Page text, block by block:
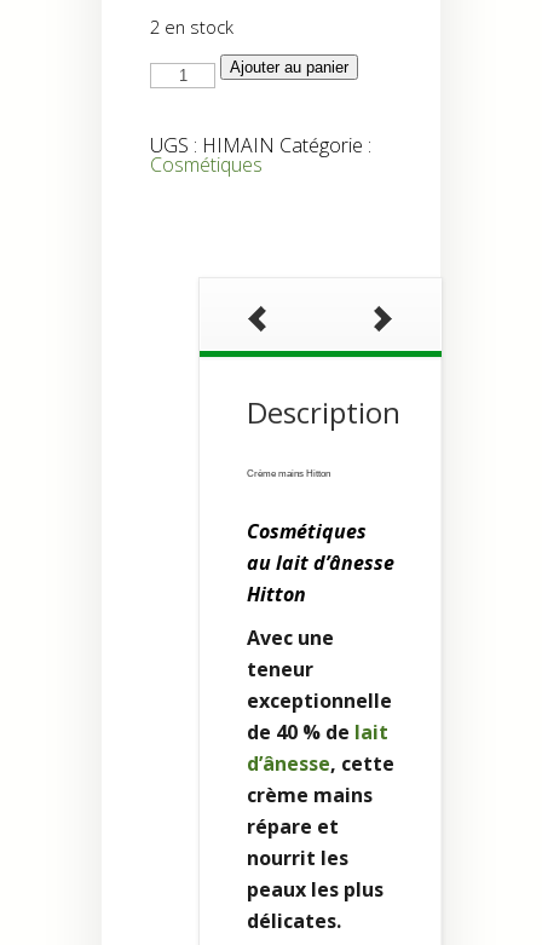
2 en stock
quantité
de
mains
Ajouter au panier
UGS : HIMAIN Catégorie :
Cosmétiques
Description
Crème mains Hitton
Cosmétiques
au lait d’ânesse
Hitton
Avec une
teneur
exceptionnelle
de 40 % de lait
d’ânesse, cette
crème mains
répare et
nourrit les
peaux les plus
délicates.